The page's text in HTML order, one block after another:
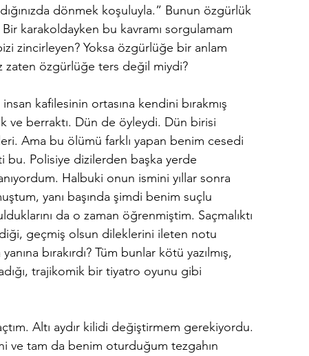
dönmek koşuluyla.” Bunun özgürlük
karakoldayken bu kavramı sorgulamam
zincirleyen­? Yoksa özgürlüğe bir anlam
zaten özgürlüğe ters değil miydi?
ve berraktı. Dün de öyleydi. Dün birisi
Ama bu ölümü farklı yapan benim cesedi
bu. Polisiye dizilerden başka yerde
Halbuki onun ismini yıllar sonra
yanı başında şimdi benim suçlu
da o zaman öğrenmiştim. Saçmalıktı
geçmiş olsun dileklerini ileten notu
bırakırdı? Tüm bunlar kötü yazılmış,
trajikomik bir tiyatro oyunu gibi
ve tam da benim oturduğum tezgahın